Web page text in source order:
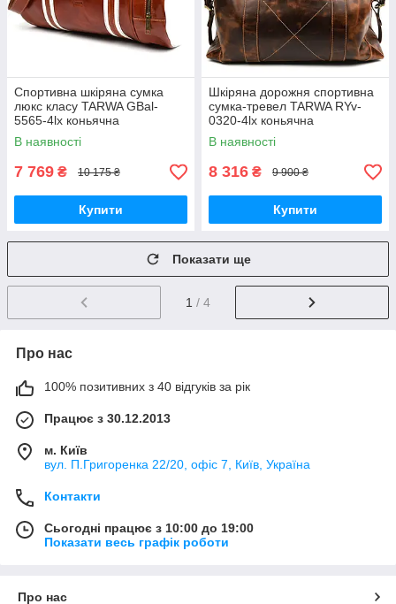
Спортивна шкіряна сумка
люкс класу TARWA GBal-
5565-4lx коньячна
В наявності
7 769 ₴ 10 175 ₴
Купити
Шкіряна дорожня спортивна
сумка-тревел TARWA RYv-
0320-4lx коньячна
В наявності
8 316 ₴ 9 900 ₴
Купити
Показати ще
1 / 4
Про нас
100% позитивних з 40 відгуків за рік
Працює з 30.12.2013
м. Київ
вул. П.Григоренка 22/20, офіс 7, Київ, Україна
Контакти
Сьогодні працює з 10:00 до 19:00
Показати весь графік роботи
Про нас